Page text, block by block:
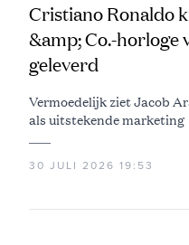
Cristiano Ronaldo
&amp; Co.-horloge
geleverd
Vermoedelijk ziet Jacob
als uitstekende marketing
30 JULI 2026 19:53